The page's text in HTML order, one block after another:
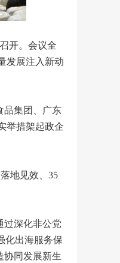
开。会议全
发展注入新动
品集团、广东
举措架起政企
地见效、35
过深化非公党
化出海服务保
协同发展新生